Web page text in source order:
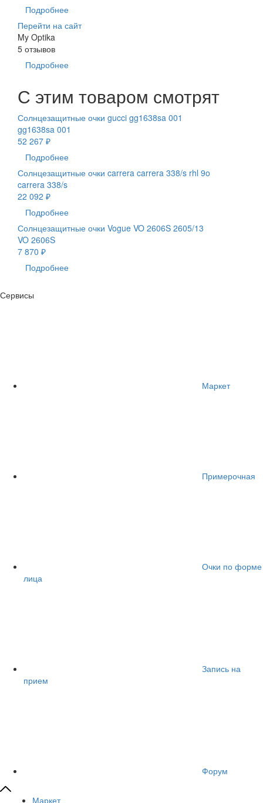
Подробнее
Перейти на сайт
My Optika
5 отзывов
Подробнее
С этим товаром смотрят
Солнцезащитные очки gucci gg1638sa 001
gg1638sa 001
52 267 ₽
Подробнее
Солнцезащитные очки carrera carrera 338/s rhl 9o
carrera 338/s
22 092 ₽
Подробнее
Солнцезащитные очки Vogue VO 2606S 2605/13
VO 2606S
7 870 ₽
Подробнее
Сервисы
Маркет
Примерочная
Очки по форме
лица
Запись на
прием
Форум
Маркет